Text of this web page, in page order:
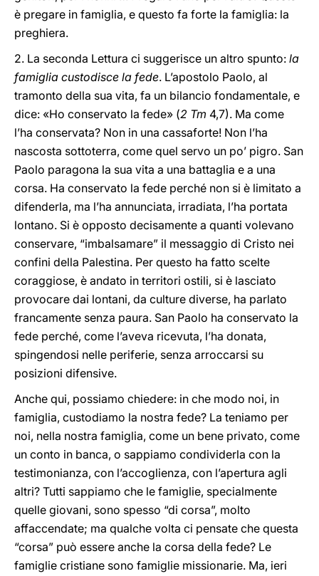
è pregare in famiglia, e questo fa forte la famiglia: la
preghiera.
2. La seconda Lettura ci suggerisce un altro spunto: la
famiglia custodisce la fede. L’apostolo Paolo, al
tramonto della sua vita, fa un bilancio fondamentale, e
dice: «Ho conservato la fede» (2 Tm 4,7). Ma come
l’ha conservata? Non in una cassaforte! Non l’ha
nascosta sottoterra, come quel servo un po’ pigro. San
Paolo paragona la sua vita a una battaglia e a una
corsa. Ha conservato la fede perché non si è limitato a
difenderla, ma l’ha annunciata, irradiata, l’ha portata
lontano. Si è opposto decisamente a quanti volevano
conservare, “imbalsamare” il messaggio di Cristo nei
confini della Palestina. Per questo ha fatto scelte
coraggiose, è andato in territori ostili, si è lasciato
provocare dai lontani, da culture diverse, ha parlato
francamente senza paura. San Paolo ha conservato la
fede perché, come l’aveva ricevuta, l’ha donata,
spingendosi nelle periferie, senza arroccarsi su
posizioni difensive.
Anche qui, possiamo chiedere: in che modo noi, in
famiglia, custodiamo la nostra fede? La teniamo per
noi, nella nostra famiglia, come un bene privato, come
un conto in banca, o sappiamo condividerla con la
testimonianza, con l’accoglienza, con l’apertura agli
altri? Tutti sappiamo che le famiglie, specialmente
quelle giovani, sono spesso “di corsa”, molto
affaccendate; ma qualche volta ci pensate che questa
“corsa” può essere anche la corsa della fede? Le
famiglie cristiane sono famiglie missionarie. Ma, ieri